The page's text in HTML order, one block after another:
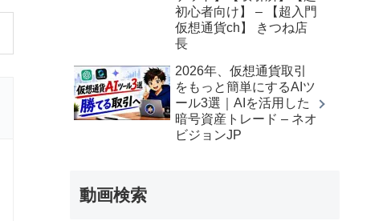
初心者向け】 – 【超入門
仮想通貨ch】 きつね店
長
2026年、仮想通貨取引
をもっと簡単にするAIツ
ール3選｜AIを活用した
暗号資産トレード – ネオ
ビジョンJP
動画検索